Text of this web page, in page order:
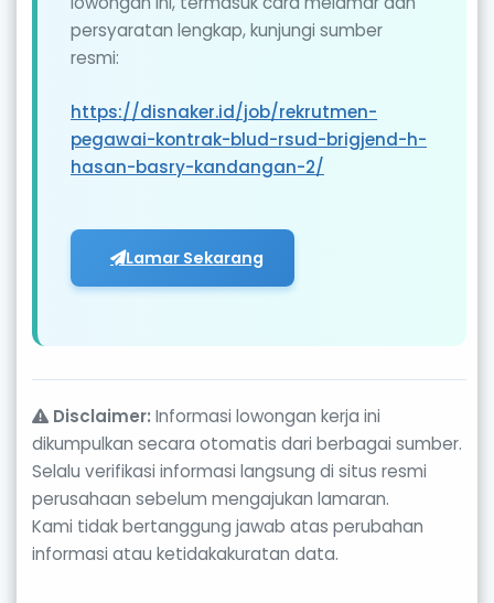
persyaratan lengkap, kunjungi sumber
resmi:
https://disnaker.id/job/rekrutmen-
pegawai-kontrak-blud-rsud-brigjend-h-
hasan-basry-kandangan-2/
Lamar Sekarang
Disclaimer: Informasi lowongan kerja ini
dikumpulkan secara otomatis dari berbagai sumber.
Selalu verifikasi informasi langsung di situs resmi
perusahaan sebelum mengajukan lamaran.
Kami tidak bertanggung jawab atas perubahan
informasi atau ketidakakuratan data.